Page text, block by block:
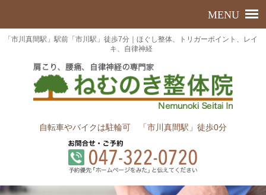
「市川真間駅」駅前「市川駅」徒歩7分｜ほぐし整体、トリガーポイント、レイ
キ、自律神経
自転車やバイクは駐輪可 「市川真間駅」徒歩0分